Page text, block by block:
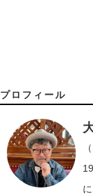
プロフィール